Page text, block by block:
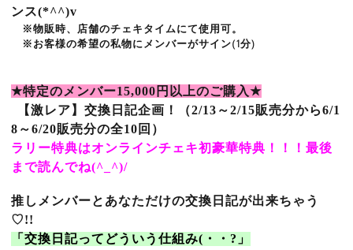
ンス(*^^)v
※物販時、店舗のチェキタイムにて使用可。
※お客様の希望の私物にメンバーがサイン(1分)
★特定のメンバー15,000 円以上のご購入★
【激レア】交換日記企画！
（2/13～2/15販売分から6/1
8～6/20販売分の全10回）
ラリー特典はオンラインチェキ初豪華特典！！！最後
まで読んでね(^_^)/
推しメンバーとあなただけの交換日記が出来ちゃう
♡!!
「交換日記ってどういう仕組み( ・・ ? 」